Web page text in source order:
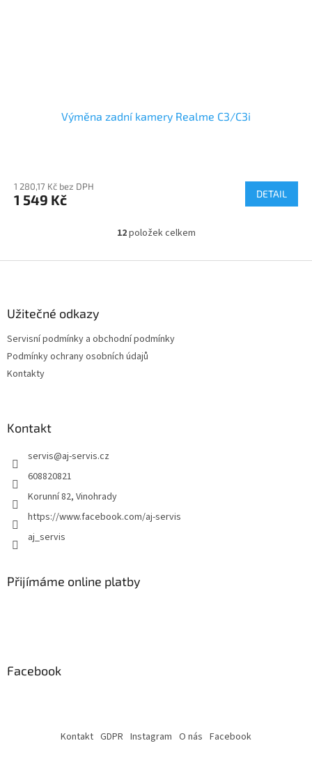
Výměna zadní kamery Realme C3/C3i
1 280,17 Kč bez DPH
1 549 Kč DETAIL
O
l
p
12položek celkem
Užitečné odkazy
Servisní podmínky a obchodní podmínky
Podmínky ochrany osobních údajů
Kontakty
Kontakt
servis@aj-servis.cz
608820821
Korunní 82, Vinohrady
https://www.facebook.com/aj-servis
aj_servis
Přijímáme online platby
Facebook
Kontakt GDPR Instagram O nás Facebook